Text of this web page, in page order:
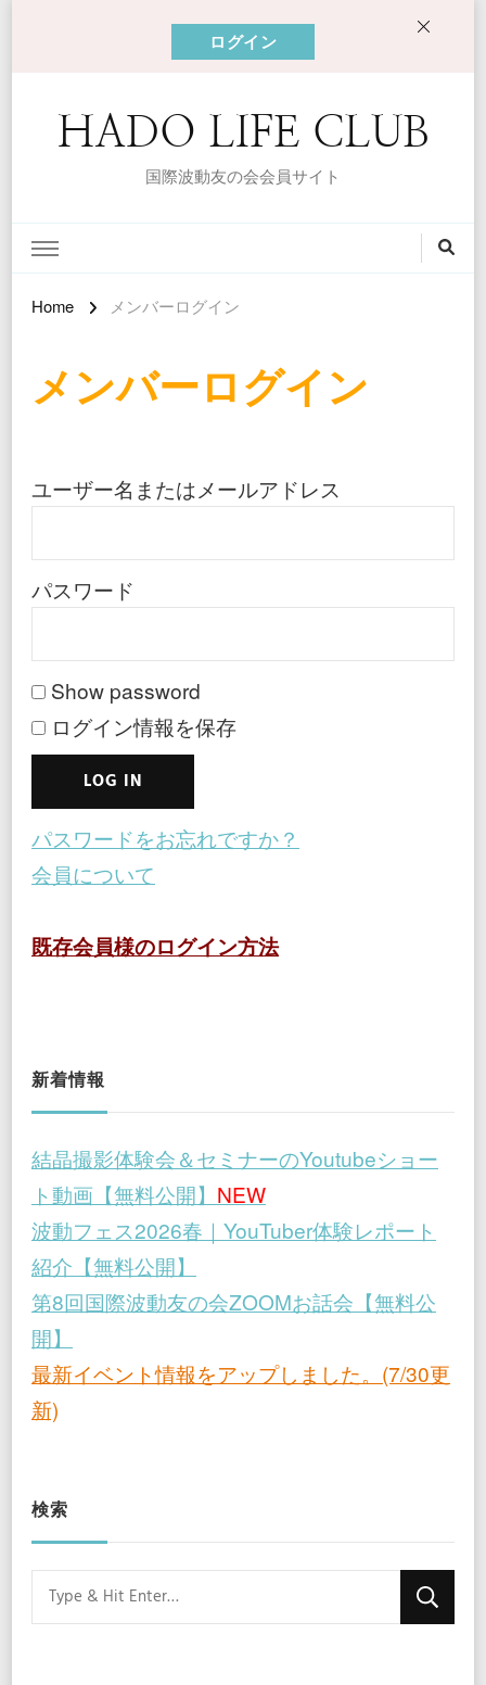
ログイン
HADO LIFE CLUB
国際波動友の会会員サイト
Home メンバーログイン
メンバーログイン
ユーザー名またはメールアドレス
パスワード
Show password
ログイン情報を保存
パスワードをお忘れですか？
会員について
既存会員様のログイン方法
新着情報
結晶撮影体験会＆セミナーのYoutubeショー
ト動画【無料公開】 NEW
波動フェス2026春｜YouTuber体験レポート
紹介【無料公開】
第8回国際波動友の会ZOOMお話会【無料公
開】
最新イベント情報をアップしました。(7/30更
新)
検索
Looking
for